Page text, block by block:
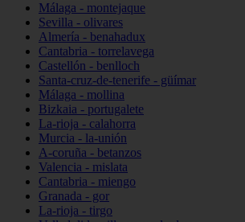
Málaga - montejaque
Sevilla - olivares
Almería - benahadux
Cantabria - torrelavega
Castellón - benlloch
Santa-cruz-de-tenerife - güímar
Málaga - mollina
Bizkaia - portugalete
La-rioja - calahorra
Murcia - la-unión
A-coruña - betanzos
Valencia - mislata
Cantabria - miengo
Granada - gor
La-rioja - tirgo